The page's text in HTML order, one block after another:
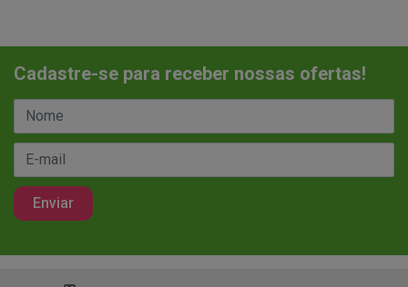
Cadastre-se para receber nossas ofertas!